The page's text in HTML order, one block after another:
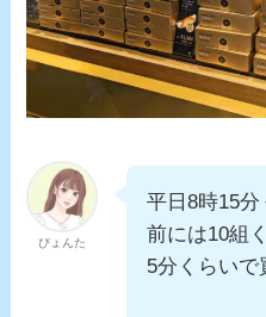
ぴょんた
平日8時15分
前には10組
5分くらいで